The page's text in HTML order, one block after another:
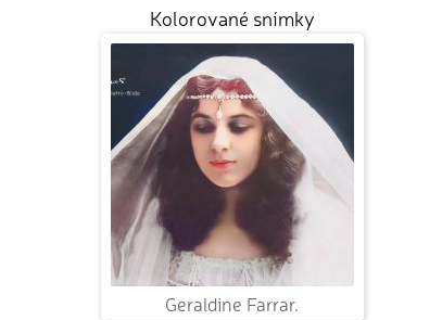
Kolorované snímky
Geraldine Farrar.